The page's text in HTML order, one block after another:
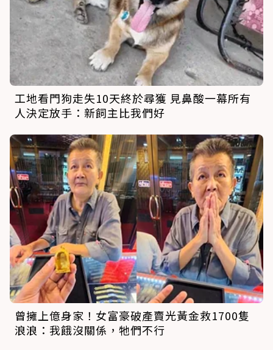
工地看門狗走失10天終於尋獲 見鼻酸一幕所有
人決定放手：新飼主比我們好
曾擁上億身家！女富豪破產賣光黃金救1700隻
浪浪：我餓沒關係，牠們不行